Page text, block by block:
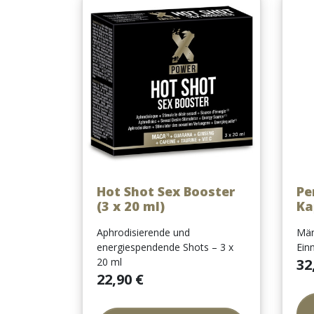
Vorschau
Hot Shot Sex Booster
(3 x 20 ml)
Aphrodisierende und
energiespendende Shots – 3 x
20 ml
Preis
22,90 €